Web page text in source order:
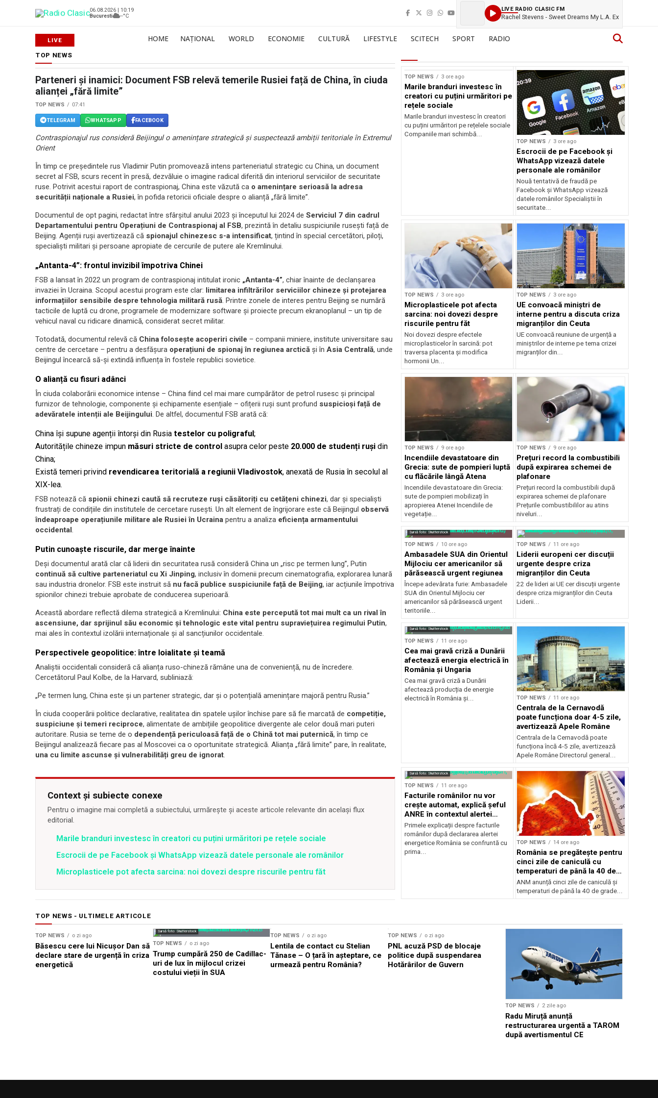
06.08.2026 | 10:19
Bucuresti
--°C
LIVE RADIO CLASIC FM
Rachel Stevens - Sweet Dreams My L.A. Ex
HOME NAȚIONAL WORLD ECONOMIE CULTURĂ LIFESTYLE SCITECH SPORT RADIO
TOP NEWS
Parteneri și inamici: Document FSB relevă temerile Rusiei față de China, în ciuda
alianței „fără limite”
TOP NEWS 07:41
TELEGRAM WHATSAPP FACEBOOK
Contraspionajul rus consideră Beijingul o amenințare strategică și suspectează ambiții teritoriale în Extremul
Orient
În timp ce președintele rus Vladimir Putin promovează intens parteneriatul strategic cu China, un document
secret al FSB, scurs recent în presă, dezvăluie o imagine radical diferită din interiorul serviciilor de securitate
ruse. Potrivit acestui raport de contraspionaj, China este văzută ca o amenințare serioasă la adresa
securității naționale a Rusiei, în pofida retoricii oficiale despre o alianță „fără limite”.
Documentul de opt pagini, redactat între sfârșitul anului 2023 și începutul lui 2024 de Serviciul 7 din cadrul
Departamentului pentru Operațiuni de Contraspionaj al FSB, prezintă în detaliu suspiciunile rusești față de
Beijing. Agenții ruși avertizează că spionajul chinezesc s-a intensificat, țintind în special cercetători, piloți,
specialiști militari și persoane apropiate de cercurile de putere ale Kremlinului.
„Antanta-4”: frontul invizibil împotriva Chinei
FSB a lansat în 2022 un program de contraspionaj intitulat ironic „Antanta-4”, chiar înainte de declanșarea
invaziei în Ucraina. Scopul acestui program este clar: limitarea infiltrărilor serviciilor chineze și protejarea
informațiilor sensibile despre tehnologia militară rusă. Printre zonele de interes pentru Beijing se numără
tacticile de luptă cu drone, programele de modernizare software și proiecte precum ekranoplanul – un tip de
vehicul naval cu ridicare dinamică, considerat secret militar.
Totodată, documentul relevă că China folosește acoperiri civile – companii miniere, institute universitare sau
centre de cercetare – pentru a desfășura operațiuni de spionaj în regiunea arctică și în Asia Centrală, unde
Beijingul încearcă să-și extindă influența în fostele republici sovietice.
O alianță cu fisuri adânci
În ciuda colaborării economice intense – China fiind cel mai mare cumpărător de petrol rusesc și principal
furnizor de tehnologie, componente și echipamente esențiale – ofițerii ruși sunt profund suspicioși față de
adevăratele intenții ale Beijingului. De altfel, documentul FSB arată că:
China își supune agenții întorși din Rusia testelor cu poligraful;
Autoritățile chineze impun măsuri stricte de control asupra celor peste 20.000 de studenți ruși din
China;
Există temeri privind revendicarea teritorială a regiunii Vladivostok, anexată de Rusia în secolul al
XIX-lea.
FSB notează că spionii chinezi caută să recruteze ruși căsătoriți cu cetățeni chinezi, dar și specialiști
frustrați de condițiile din institutele de cercetare rusești. Un alt element de îngrijorare este că Beijingul observă
îndeaproape operațiunile militare ale Rusiei în Ucraina pentru a analiza eficiența armamentului
occidental.
Putin cunoaște riscurile, dar merge înainte
Deși documentul arată clar că liderii din securitatea rusă consideră China un „risc pe termen lung”, Putin
continuă să cultive parteneriatul cu Xi Jinping, inclusiv în domenii precum cinematografia, explorarea lunară
sau industria dronelor. FSB este instruit să nu facă publice suspiciunile față de Beijing, iar acțiunile împotriva
spionilor chinezi trebuie aprobate de conducerea superioară.
Această abordare reflectă dilema strategică a Kremlinului: China este percepută tot mai mult ca un rival în
ascensiune, dar sprijinul său economic și tehnologic este vital pentru supraviețuirea regimului Putin,
mai ales în contextul izolării internaționale și al sancțiunilor occidentale.
Perspectivele geopolitice: între loialitate și teamă
Analiștii occidentali consideră că alianța ruso-chineză rămâne una de conveniență, nu de încredere.
Cercetătorul Paul Kolbe, de la Harvard, subliniază:
„Pe termen lung, China este și un partener strategic, dar și o potențială amenințare majoră pentru Rusia.”
În ciuda cooperării politice declarative, realitatea din spatele ușilor închise pare să fie marcată de competiție,
suspiciune și temeri reciproce, alimentate de ambițiile geopolitice divergente ale celor două mari puteri
autoritare. Rusia se teme de o dependență periculoasă față de o Chină tot mai puternică, în timp ce
Beijingul analizează fiecare pas al Moscovei ca o oportunitate strategică. Alianța „fără limite” pare, în realitate,
una cu limite ascunse și vulnerabilități greu de ignorat.
Context și subiecte conexe
Pentru o imagine mai completă a subiectului, urmărește și aceste articole relevante din același flux
editorial.
Marile branduri investesc în creatori cu puțini urmăritori pe rețele sociale
Escrocii de pe Facebook și WhatsApp vizează datele personale ale românilor
Microplasticele pot afecta sarcina: noi dovezi despre riscurile pentru făt
TOP NEWS 3 ore ago
Marile branduri investesc în
creatori cu puțini urmăritori pe
rețele sociale
Marile branduri investesc în creatori
cu puțini urmăritori pe rețelele sociale
Companiile mari schimbă...
TOP NEWS 3 ore ago
Escrocii de pe Facebook și
WhatsApp vizează datele
personale ale românilor
Nouă tentativă de fraudă pe
Facebook și WhatsApp vizează
datele românilor Specialiștii în
securitate...
TOP NEWS 3 ore ago
Microplasticele pot afecta
sarcina: noi dovezi despre
riscurile pentru făt
Noi dovezi despre efectele
microplasticelor în sarcină: pot
traversa placenta și modifica
hormonii Un...
TOP NEWS 3 ore ago
UE convoacă miniștri de
interne pentru a discuta criza
migranților din Ceuta
UE convoacă reuniune de urgență a
miniștrilor de interne pe tema crizei
migranților din...
TOP NEWS 9 ore ago
Incendiile devastatoare din
Grecia: sute de pompieri luptă
cu flăcările lângă Atena
Incendiile devastatoare din Grecia:
sute de pompieri mobilizați în
apropierea Atenei Incendiile de
vegetație...
TOP NEWS 9 ore ago
Prețuri record la combustibili
după expirarea schemei de
plafonare
Prețuri record la combustibili după
expirarea schemei de plafonare
Prețurile combustibililor au atins
niveluri...
Sursă foto: Shutterstock
TOP NEWS 10 ore ago
Ambasadele SUA din Orientul
Mijlociu cer americanilor să
părăsească urgent regiunea
Începe adevărata furie: Ambasadele
SUA din Orientul Mijlociu cer
americanilor să părăsească urgent
teritoriile...
TOP NEWS 11 ore ago
Liderii europeni cer discuții
urgente despre criza
migranților din Ceuta
22 de lideri ai UE cer discuții urgente
despre criza migranților din Ceuta
Liderii...
Sursă foto: Shutterstock
TOP NEWS 11 ore ago
Cea mai gravă criză a Dunării
afectează energia electrică în
România și Ungaria
Cea mai gravă criză a Dunării
afectează producția de energie
electrică în România și...
TOP NEWS 11 ore ago
Centrala de la Cernavodă
poate funcționa doar 4-5 zile,
avertizează Apele Române
Centrala de la Cernavodă poate
funcționa încă 4-5 zile, avertizează
Apele Române Directorul general...
Sursă foto: Shutterstock
TOP NEWS 11 ore ago
Facturile românilor nu vor
crește automat, explică șeful
ANRE în contextul alertei
energetice
Primele explicații despre facturile
românilor după declararea alertei
energetice România se confruntă cu
prima...
TOP NEWS 14 ore ago
România se pregătește pentru
cinci zile de caniculă cu
temperaturi de până la 40 de
grade
ANM anunță cinci zile de caniculă și
temperaturi de până la 40 de grade...
TOP NEWS - ULTIMELE ARTICOLE
TOP NEWS o zi ago
Băsescu cere lui Nicușor Dan să
declare stare de urgență în criza
energetică
Sursă foto: Shutterstock
TOP NEWS o zi ago
Trump cumpără 250 de Cadillac-
uri de lux în mijlocul crizei
costului vieții în SUA
TOP NEWS o zi ago
Lentila de contact cu Stelian
Tănase – O țară în așteptare, ce
urmează pentru România?
TOP NEWS o zi ago
PNL acuză PSD de blocaje
politice după suspendarea
Hotărârilor de Guvern
TOP NEWS 2 zile ago
Radu Miruță anunță
restructurarea urgentă a TAROM
după avertismentul CE